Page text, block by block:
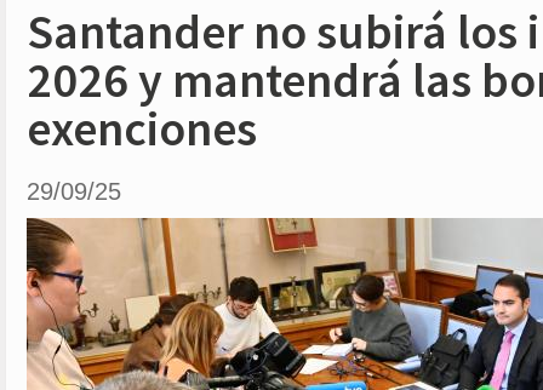
Santander no subirá los
2026 y mantendrá las
exenciones
29/09/25